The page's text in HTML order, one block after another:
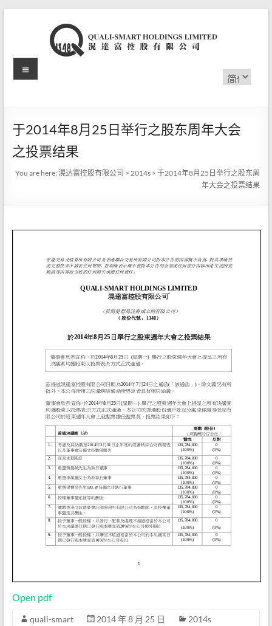
滉
富
控
股
公
选
择
Menu
于2014年8月25日举行之股东周年大会
之投票结果
You are here:滉达富控股有限公司 >2014s >于2014年8月25日举行之股东周
年大会之投票结果
Open pdf
quali-smart 2014 年 8 月 25 日 2014s